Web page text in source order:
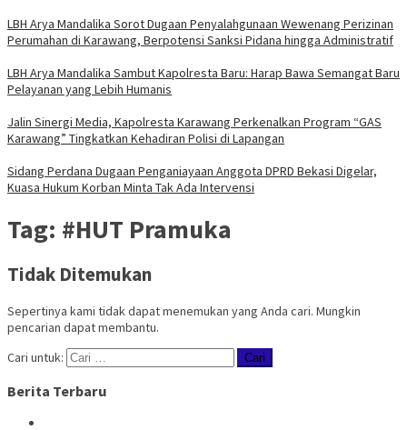
LBH Arya Mandalika Sorot Dugaan Penyalahgunaan Wewenang Perizinan
Perumahan di Karawang, Berpotensi Sanksi Pidana hingga Administratif
LBH Arya Mandalika Sambut Kapolresta Baru: Harap Bawa Semangat Baru
Pelayanan yang Lebih Humanis
Jalin Sinergi Media, Kapolresta Karawang Perkenalkan Program “GAS
Karawang” Tingkatkan Kehadiran Polisi di Lapangan
Sidang Perdana Dugaan Penganiayaan Anggota DPRD Bekasi Digelar,
Kuasa Hukum Korban Minta Tak Ada Intervensi
Tag: #HUT Pramuka
Tidak Ditemukan
Sepertinya kami tidak dapat menemukan yang Anda cari. Mungkin
pencarian dapat membantu.
Cari untuk:
Berita Terbaru